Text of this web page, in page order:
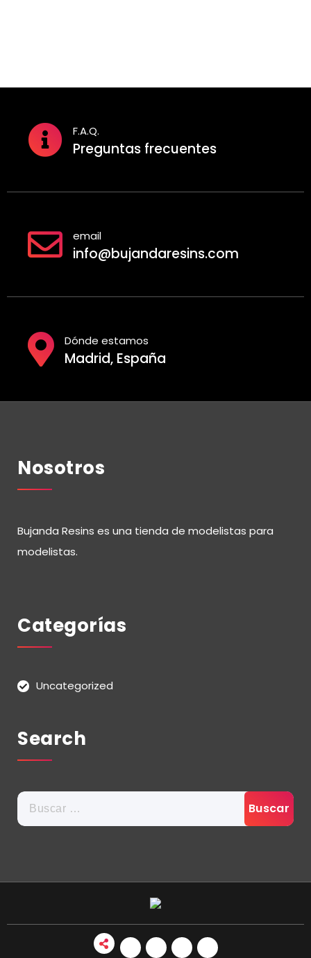
F.A.Q.
Preguntas frecuentes
email
info@bujandaresins.com
Dónde estamos
Madrid, España
Nosotros
Bujanda Resins es una tienda de modelistas para
modelistas.
Categorías
Uncategorized
Search
Buscar: